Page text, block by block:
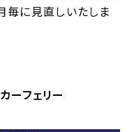
毎に見直しいたしま
カーフェリー